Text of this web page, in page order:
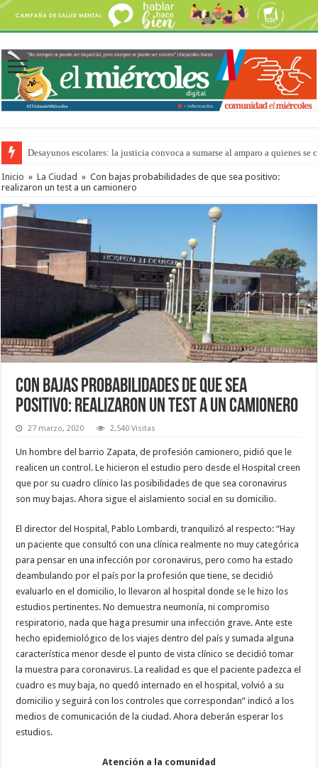
Desayunos escolares: la justicia convoca a sumarse al amparo a quienes se
“La Feria en tu Barrio” para agostocon sus días y horarios
Inicio » La Ciudad » Con bajas probabilidades de que sea positivo:
realizaron un test a un camionero
Con bajas probabilidades de que sea
positivo: realizaron un test a un camionero
27 marzo, 2020 2,540 Visitas
Un hombre del barrio Zapata, de profesión camionero, pidió que le
realicen un control. Le hicieron el estudio pero desde el Hospital creen
que por su cuadro clínico las posibilidades de que sea coronavirus
son muy bajas. Ahora sigue el aislamiento social en su domicilio.
El director del Hospital, Pablo Lombardi, tranquilizó al respecto: “Hay
un paciente que consultó con una clínica realmente no muy categórica
para pensar en una infección por coronavirus, pero como ha estado
deambulando por el país por la profesión que tiene, se decidió
evaluarlo en el domicilio, lo llevaron al hospital donde se le hizo los
estudios pertinentes. No demuestra neumonía, ni compromiso
respiratorio, nada que haga presumir una infección grave. Ante este
hecho epidemiológico de los viajes dentro del país y sumada alguna
característica menor desde el punto de vista clínico se decidió tomar
la muestra para coronavirus. La realidad es que el paciente padezca el
cuadro es muy baja, no quedó internado en el hospital, volvió a su
domicilio y seguirá con los controles que correspondan” indicó a los
medios de comunicación de la ciudad. Ahora deberán esperar los
estudios.
Atención a la comunidad